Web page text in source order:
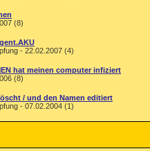
(8)
- 22.02.2007 (4)
hat meinen computer infiziert
(8)
/ und den Namen editiert
- 07.02.2004 (1)